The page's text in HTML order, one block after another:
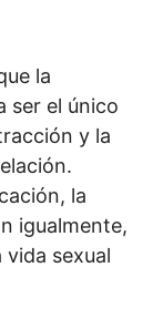
la
ser el único
y la
la
igualmente,
sexual